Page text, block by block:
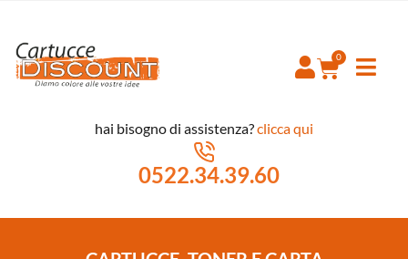
hai bisogno di assistenza?clicca qui
0522.34.39.60